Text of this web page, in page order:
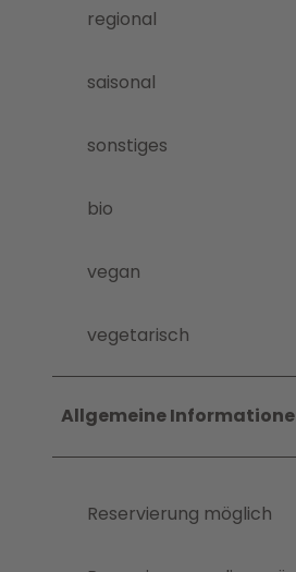
regional
saisonal
sonstiges
bio
vegan
vegetarisch
Allgemeine
Reservierung möglich